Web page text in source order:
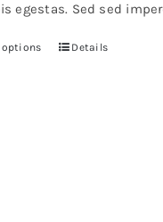
egestas. Sed sed
options
ThisDetails